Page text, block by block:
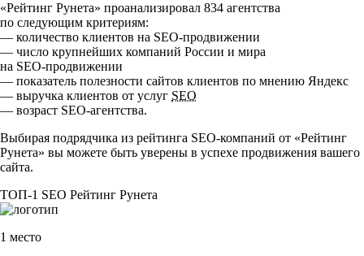
«Рейтинг Рунета» проанализировал 834 агентства
по следующим критериям:
— количество клиентов на SEO-продвижении
— число крупнейших компаний России и мира
на SEO-продвижении
— показатель полезности сайтов клиентов по мнению Яндекс
— выручка клиентов от услуг SEO
— возраст SEO-агентства.
Выбирая подрядчика из рейтинга SEO-компаний от «Рейтинг
Рунета» вы можете быть уверены в успехе продвижения вашего
сайта.
ТОП-1 SEO Рейтинг Рунета
1 место